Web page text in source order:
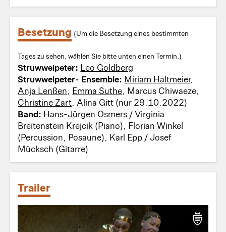
Besetzung (Um die Besetzung eines bestimmten
Tages zu sehen, wählen Sie bitte unten einen Termin.)
Struwwelpeter: Leo Goldberg
Struwwelpeter- Ensemble: Miriam Haltmeier,
Anja Lenßen, Emma Suthe, Marcus Chiwaeze,
Christine Zart, Alina Gitt (nur 29.10.2022)
Band: Hans-Jürgen Osmers / Virginia
Breitenstein Krejcik (Piano), Florian Winkel
(Percussion, Posaune), Karl Epp / Josef
Mücksch (Gitarre)
Trailer